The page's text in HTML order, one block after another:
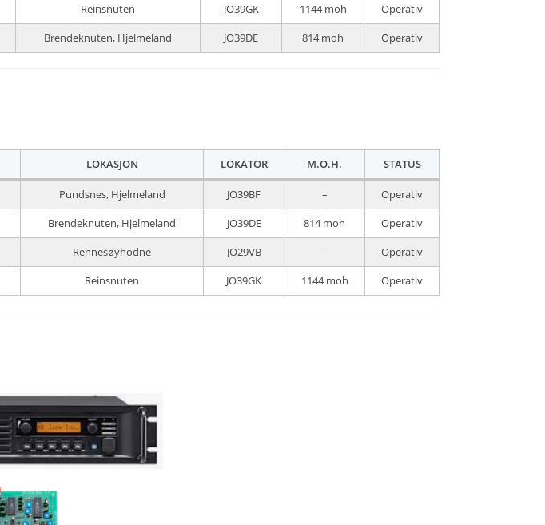
Reinsnuten JO39GK 1144 moh
Operativ
Brendeknuten, Hjelmeland JO39DE 814 moh Operativ
LOKASJON LOKATOR M.O.H. STATUS
Pundsnes, Hjelmeland JO39BF –
Operativ
Brendeknuten, Hjelmeland JO39DE 814 moh
Operativ
Rennesøyhodne JO29VB –
Operativ
Reinsnuten JO39GK 1144 moh Operativ